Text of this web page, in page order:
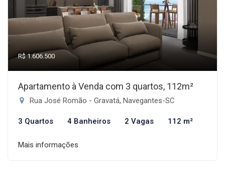
R$ 1.606.500
Apartamento à Venda com 3 quartos, 112m²
Rua José Romão - Gravatá, Navegantes-SC
3 Quartos 4 Banheiros 2 Vagas 112 m²
Mais informações